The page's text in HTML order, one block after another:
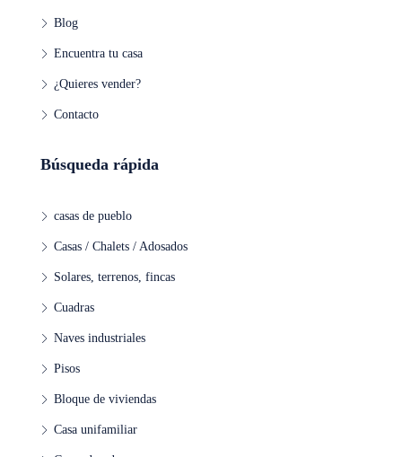
Blog
Encuentra tu casa
¿Quieres vender?
Contacto
Búsqueda rápida
casas de pueblo
Casas / Chalets / Adosados
Solares, terrenos, fincas
Cuadras
Naves industriales
Pisos
Bloque de viviendas
Casa unifamiliar